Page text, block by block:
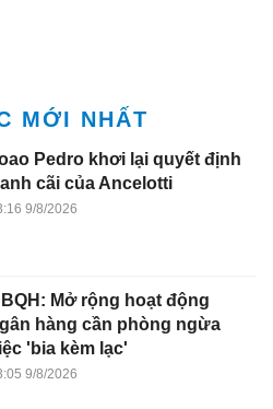
MỚI NHẤT
Pedro khơi lại quyết định
cãi của Ancelotti
9/8/2026
Mở rộng hoạt động
hàng cần phòng ngừa
'bia kèm lạc'
9/8/2026